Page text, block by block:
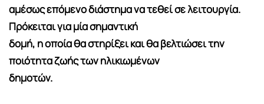
αμέσως επόμενο διάστημα να τεθεί σε λειτουργία.
Πρόκειται για μία σημαντική
δομή, η οποία θα στηρίξει και θα βελτιώσει την
ποιότητα ζωής των ηλικιωμένων
δημοτών.